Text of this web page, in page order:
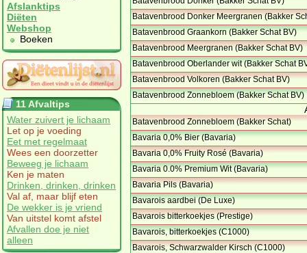
Afslanktips
Diëten
Webshop
Boeken
11 Afvaltips
Water zuivert je lichaam
Let op je voeding
Eet met regelmaat
Wees een doorzetter
Beweeg je lichaam
Ken je maten
Drinken, drinken, drinken
Val af, maar blijf eten
De wekker is je vriend
Van uitstel komt afstel
Afvallen doe je niet
alleen
Batavenbrood Donker Meergranen (Bakker
Batavenbrood Graankorn (Bakker Schat BV)
Batavenbrood Meergranen (Bakker Schat BV)
Batavenbrood Oberlander wit (Bakker Schat
Batavenbrood Volkoren (Bakker Schat BV)
Batavenbrood Zonnebloem (Bakker Schat BV)
Batavenbrood Zonnebloem (Bakker Schat)
Bavaria 0,0% Bier (Bavaria)
Bavaria 0,0% Fruity Rosé (Bavaria)
Bavaria 0.0% Premium Wit (Bavaria)
Bavaria Pils (Bavaria)
Bavarois aardbei (De Luxe)
Bavarois bitterkoekjes (Prestige)
Bavarois, bitterkoekjes (C1000)
Bavarois, Schwarzwalder Kirsch (C1000)